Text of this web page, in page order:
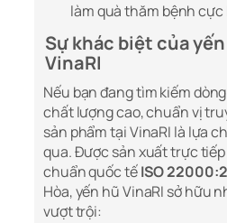
làm quà thăm bệnh cực
Sự khác biệt của
VinaRI
Nếu bạn đang tìm kiếm
chất lượng cao, chuẩn vị
sản phẩm tại VinaRI là lựa
qua. Được sản xuất trực
chuẩn quốc tếISO
Hòa, yến hũ VinaRI sở hữu
vượt trội: